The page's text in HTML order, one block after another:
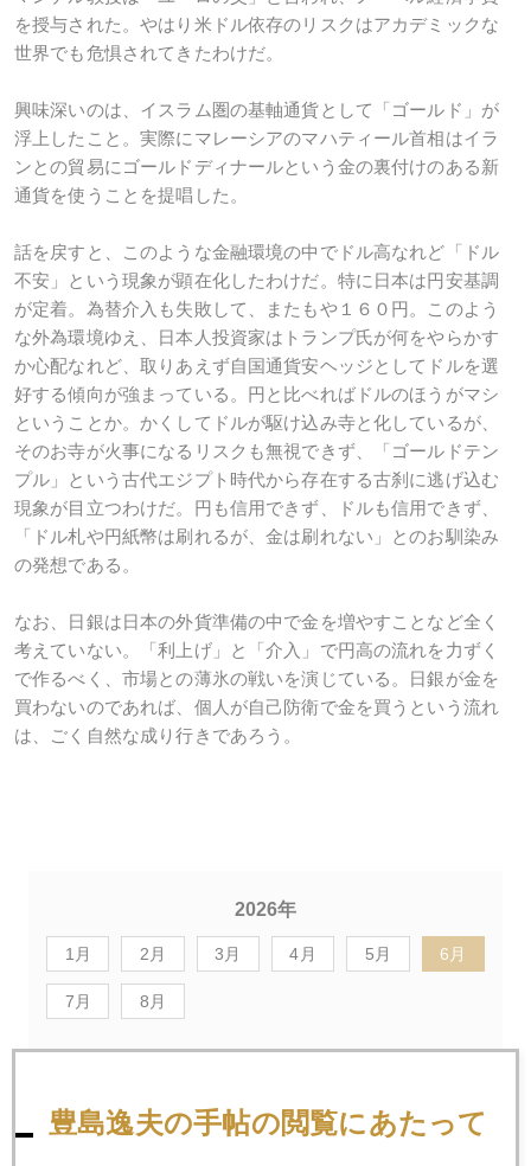
を授与された。やはり米ドル依存のリスクはアカデミックな
世界でも危惧されてきたわけだ。
興味深いのは、イスラム圏の基軸通貨として「ゴールド」が
浮上したこと。実際にマレーシアのマハティール首相はイラ
ンとの貿易にゴールドディナールという金の裏付けのある新
通貨を使うことを提唱した。
話を戻すと、このような金融環境の中でドル高なれど「ドル
不安」という現象が顕在化したわけだ。特に日本は円安基調
が定着。為替介入も失敗して、またもや１６０円。このよう
な外為環境ゆえ、日本人投資家はトランプ氏が何をやらかす
か心配なれど、取りあえず自国通貨安ヘッジとしてドルを選
好する傾向が強まっている。円と比べればドルのほうがマシ
ということか。かくしてドルが駆け込み寺と化しているが、
そのお寺が火事になるリスクも無視できず、「ゴールドテン
プル」という古代エジプト時代から存在する古刹に逃げ込む
現象が目立つわけだ。円も信用できず、ドルも信用できず、
「ドル札や円紙幣は刷れるが、金は刷れない」とのお馴染み
の発想である。
なお、日銀は日本の外貨準備の中で金を増やすことなど全く
考えていない。「利上げ」と「介入」で円高の流れを力ずく
で作るべく、市場との薄氷の戦いを演じている。日銀が金を
買わないのであれば、個人が自己防衛で金を買うという流れ
は、ごく自然な成り行きであろう。
2026年
1月 2月 3月 4月 5月 6月
7月 8月
今週は雇用統計に注目
豊島逸夫の手帖の閲覧にあたって